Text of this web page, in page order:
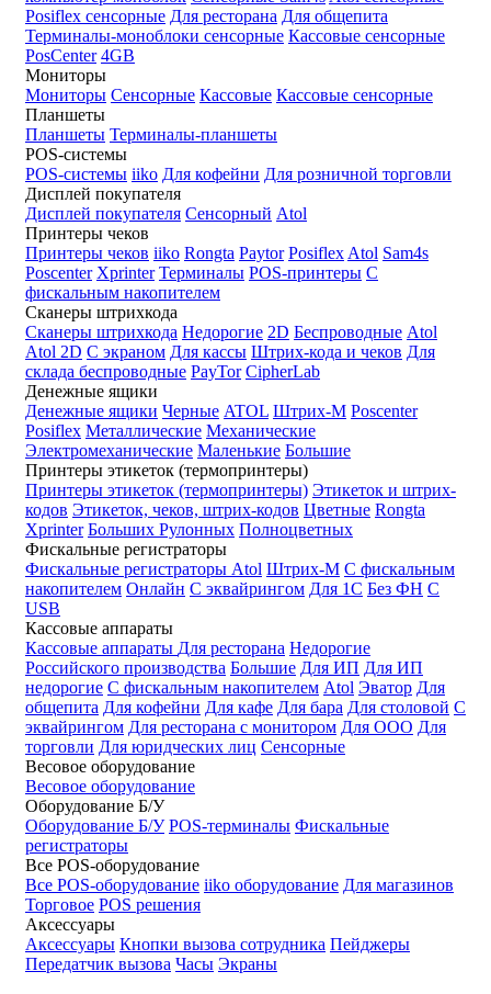
Posiflex сенсорные Для ресторана Для общепита
Терминалы-моноблоки сенсорные Кассовые сенсорные
PosCenter 4GB
Мониторы
Мониторы Сенсорные Кассовые Кассовые сенсорные
Планшеты
Планшеты Терминалы-планшеты
POS-системы
POS-системы iiko Для кофейни Для розничной торговли
Дисплей покупателя
Дисплей покупателя Сенсорный Atol
Принтеры чеков
Принтеры чеков iiko Rongta Paytor Posiflex Atol Sam4s
Poscenter Xprinter Терминалы POS-принтеры С
фискальным накопителем
Сканеры штрихкода
Сканеры штрихкода Недорогие 2D Беспроводные Atol
Atol 2D С экраном Для кассы Штрих-кода и чеков Для
склада беспроводные PayTor CipherLab
Денежные ящики
Денежные ящики Черные ATOL Штрих-М Poscenter
Posiflex Металлические Механические
Электромеханические Маленькие Большие
Принтеры этикеток (термопринтеры)
Принтеры этикеток (термопринтеры) Этикеток и штрих-
кодов Этикеток, чеков, штрих-кодов Цветные Rongta
Xprinter Больших Рулонных Полноцветных
Фискальные регистраторы
Фискальные регистраторы Atol Штрих-М С фискальным
накопителем Онлайн С эквайрингом Для 1С Без ФН С
USB
Кассовые аппараты
Кассовые аппараты Для ресторана Недорогие
Российского производства Большие Для ИП Для ИП
недорогие С фискальным накопителем Atol Эватор Для
общепита Для кофейни Для кафе Для бара Для столовой С
эквайрингом Для ресторана с монитором Для ООО Для
торговли Для юридческих лиц Сенсорные
Весовое оборудование
Весовое оборудование
Оборудование Б/У
Оборудование Б/У POS-терминалы Фискальные
регистраторы
Все POS-оборудование
Все POS-оборудование iiko оборудование Для магазинов
Торговое POS решения
Аксессуары
Аксессуары Кнопки вызова сотрудника Пейджеры
Передатчик вызова Часы Экраны